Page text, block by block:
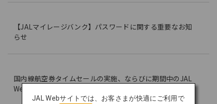
【JALマイレージバンク】パスワードに関する重要なお知
らせ
国内線航空券タイムセールの実施、ならびに期間中のJAL
Webサイト混雑時のアクセス制限について
JAL Webサイトでは、お客さまが快適にご利用で